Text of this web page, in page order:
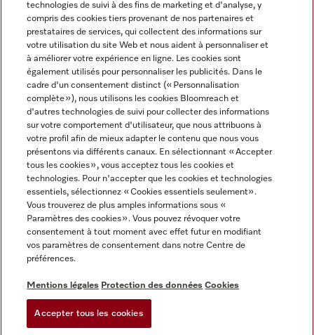
FRANCAIS
Informations légales
CGV
Conditions d’utilisation
Déclaration d'accessibilité
Digital Services Act
Miele sur Instagram
Miele sur Youtube
technologies de suivi à des fins de marketing et d'analyse, y
compris des cookies tiers provenant de nos partenaires et
prestataires de services, qui collectent des informations sur
votre utilisation du site Web et nous aident à personnaliser et
à améliorer votre expérience en ligne. Les cookies sont
également utilisés pour personnaliser les publicités. Dans le
cadre d'un consentement distinct (« Personnalisation
complète »), nous utilisons les cookies Bloomreach et
d'autres technologies de suivi pour collecter des informations
sur votre comportement d'utilisateur, que nous attribuons à
votre profil afin de mieux adapter le contenu que nous vous
présentons via différents canaux. En sélectionnant « Accepter
tous les cookies », vous acceptez tous les cookies et
technologies. Pour n'accepter que les cookies et technologies
essentiels, sélectionnez « Cookies essentiels seulement».
Vous trouverez de plus amples informations sous «
Paramètres des cookies ». Vous pouvez révoquer votre
consentement à tout moment avec effet futur en modifiant
vos paramètres de consentement dans notre Centre de
préférences.
Mentions légales Protection des données Cookies
Accepter tous les cookies